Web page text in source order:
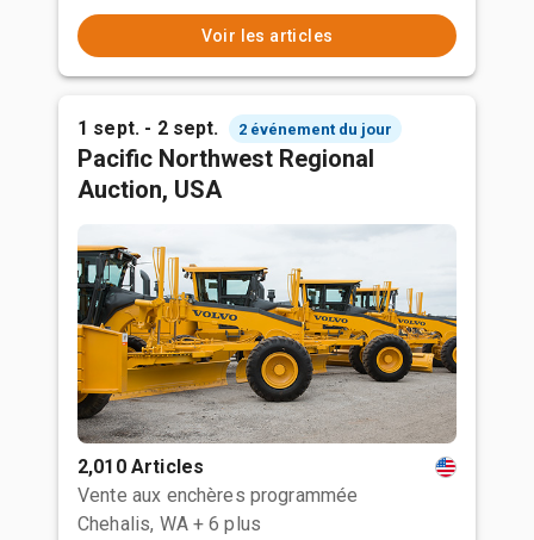
Voir les articles
1 sept. - 2 sept. 2 événement du jour
Pacific Northwest Regional
Auction, USA
2,010 Articles
Vente aux enchères programmée
Chehalis, WA + 6 plus